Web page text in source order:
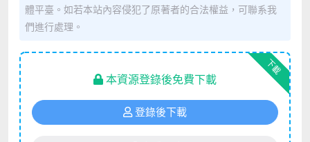
體平臺。如若本站內容侵犯了原著者的合法權益，可聯系我
們進行處理。
下載
本資源登錄後免費下載
登錄後下載